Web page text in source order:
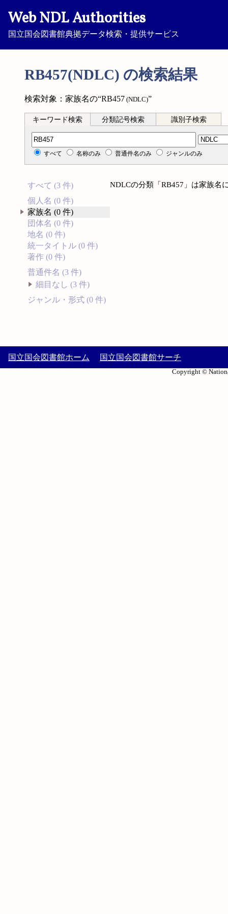
Web NDL Authorities
国立国会図書館典拠データ検索・提供サービス
RB457(NDLC) の検索結果
検索対象：家族名の“RB457 (NDLC)”
キーワード検索 分類記号検索 識別子検索
分類記号検索
すべて 名称のみ 普通件名のみ ジャンルのみ
すべて (3 件)
個人名 (0 件)
家族名 (0 件)
団体名 (0 件)
地名 (0 件)
統一タイトル (0 件)
著作 (0 件)
普通件名 (3 件)
細目なし (3 件)
ジャンル・形式 (0 件)
NDLCの分類「RB457」は家族名
国立国会図書館ホーム 国立国会図書館サーチ
Copyright ©